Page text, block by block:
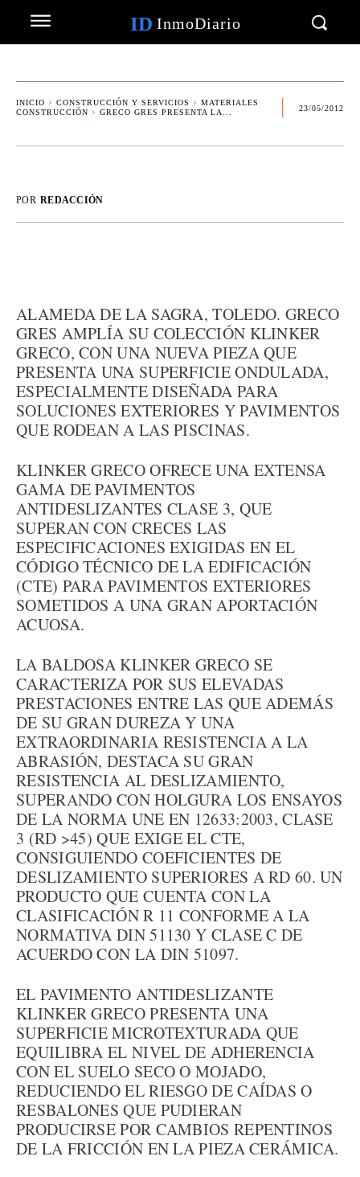
ID InmoDiario
INICIO CONSTRUCCIÓN Y SERVICIOS
MATERIALES
CONSTRUCCIÓN
GRECO GRES PRESENTA LA...
23/05/2012
POR REDACCIÓN
ALAMEDA DE LA SAGRA, TOLEDO. GRECO
GRES AMPLÍA SU COLECCIÓN KLINKER
GRECO, CON UNA NUEVA PIEZA QUE
PRESENTA UNA SUPERFICIE ONDULADA,
ESPECIALMENTE DISEÑADA PARA
SOLUCIONES EXTERIORES Y PAVIMENTOS
QUE RODEAN A LAS PISCINAS.
KLINKER GRECO OFRECE UNA EXTENSA
GAMA DE PAVIMENTOS
ANTIDESLIZANTES CLASE 3, QUE
SUPERAN CON CRECES LAS
ESPECIFICACIONES EXIGIDAS EN EL
CÓDIGO TÉCNICO DE LA EDIFICACIÓN
(CTE) PARA PAVIMENTOS EXTERIORES
SOMETIDOS A UNA GRAN APORTACIÓN
ACUOSA.
LA BALDOSA KLINKER GRECO SE
CARACTERIZA POR SUS ELEVADAS
PRESTACIONES ENTRE LAS QUE ADEMÁS
DE SU GRAN DUREZA Y UNA
EXTRAORDINARIA RESISTENCIA A LA
ABRASIÓN, DESTACA SU GRAN
RESISTENCIA AL DESLIZAMIENTO,
SUPERANDO CON HOLGURA LOS ENSAYOS
DE LA NORMA UNE EN 12633:2003, CLASE
3 (RD >45) QUE EXIGE EL CTE,
CONSIGUIENDO COEFICIENTES DE
DESLIZAMIENTO SUPERIORES A RD 60. UN
PRODUCTO QUE CUENTA CON LA
CLASIFICACIÓN R 11 CONFORME A LA
NORMATIVA DIN 51130 Y CLASE C DE
ACUERDO CON LA DIN 51097.
EL PAVIMENTO ANTIDESLIZANTE
KLINKER GRECO PRESENTA UNA
SUPERFICIE MICROTEXTURADA QUE
EQUILIBRA EL NIVEL DE ADHERENCIA
CON EL SUELO SECO O MOJADO,
REDUCIENDO EL RIESGO DE CAÍDAS O
RESBALONES QUE PUDIERAN
PRODUCIRSE POR CAMBIOS REPENTINOS
DE LA FRICCIÓN EN LA PIEZA CERÁMICA.